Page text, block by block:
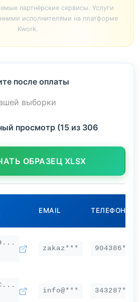
партнёрские сервисы. Услуги
исполнителями на платформе
Kwork.
после оплаты
выборки
просмотр (15 из 306
ОБРАЗЕЦ XLSX
EMAIL ТЕЛЕФОН
zakaz*** 904386***
info@*** 343287***